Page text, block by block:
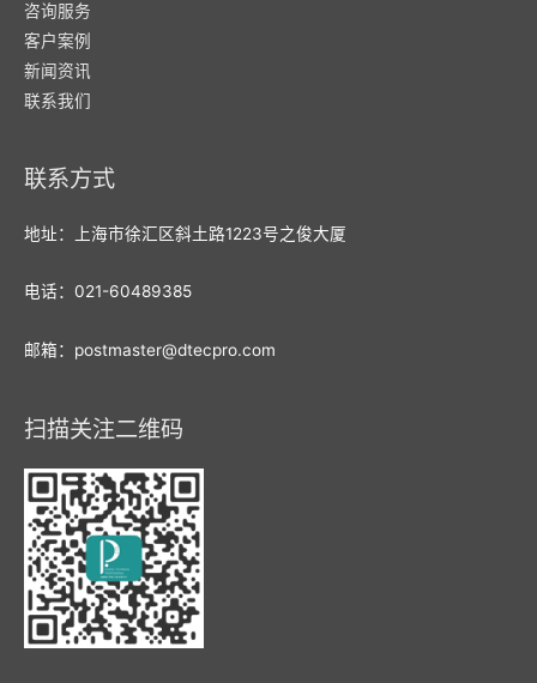
咨询服务
客户案例
新闻资讯
联系我们
联系方式
地址：上海市徐汇区斜土路1223号之俊大厦
电话：021-60489385
邮箱：postmaster@dtecpro.com
扫描关注二维码